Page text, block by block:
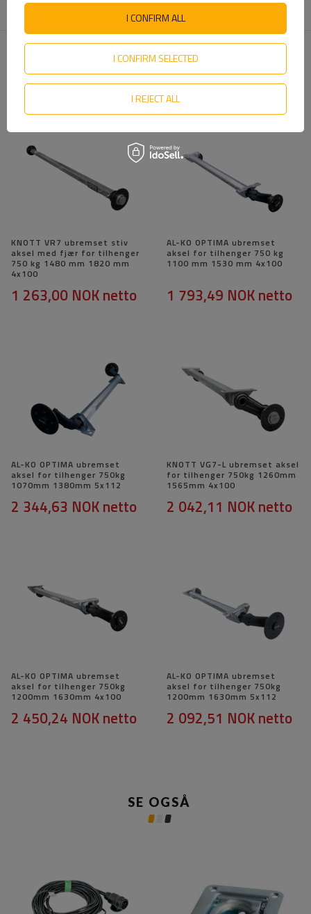
Enhet som er ansvarlig for
ANBEFALT FOR DEG
KNOTT VR7 ubremset stiv
aksel med fjær for tilhenger
750 kg 1480 mm 1820 mm
4x100
1 263,00 NOKnetto
AL-KO OPTIMA ubremset
aksel for tilhenger 750 kg
1100 mm 1530 mm 4x100
1 793,49 NOKnetto
AL-KO OPTIMA ubremset
aksel for tilhenger 750kg
1070mm 1380mm 5x112
2 344,63 NOKnetto
KNOTT VG7-L ubremset aksel
for tilhenger 750kg 1260mm
1565mm 4x100
2 042,11 NOKnetto
AL-KO OPTIMA ubremset
aksel for tilhenger 750kg
1200mm 1630mm 4x100
2 450,24 NOKnetto
AL-KO OPTIMA ubremset
aksel for tilhenger 750kg
1200mm 1630mm 5x112
2 092,51 NOKnetto
SE OGSÅ
I CONFIRM SELECTED
I REJECT ALL
I CONFIRM ALL